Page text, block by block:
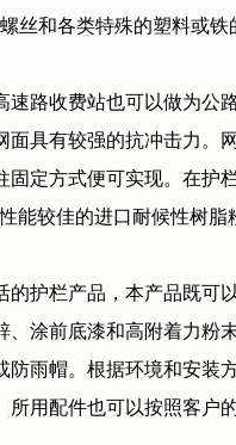
丝和各类特殊的塑料或
收费站也可以做为公
具有较强的抗冲击力
定方式便可实现。在
较佳的进口耐候性树
栏产品，本产品既可
涂前底漆和高附着力
雨帽。根据环境和安
用配件也可以按照客户